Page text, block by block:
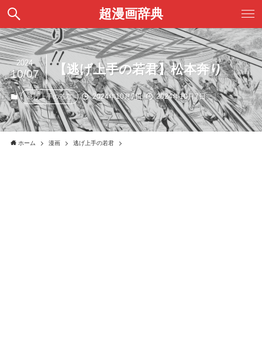
超漫画辞典
【逃げ上手の若君】松本奔り
2024
10/07
逃げ上手の若君 2024年10月7日 2024年10月7日
ホーム 漫画 逃げ上手の若君